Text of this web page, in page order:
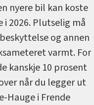
nyere bil kan koste
i 2026. Plutselig må
og annen
varmt. For
kanskje 10 prosent
når du legger ut
Hauge i Frende